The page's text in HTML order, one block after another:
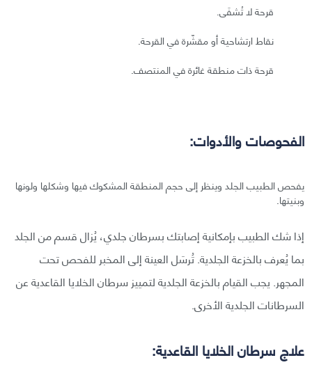
قرحة لا تُشفَى.
نقاط ارتشاحية أو مقشّرة في القرحة.
قرحة ذات منطقة غائرة في المنتصف.
الفحوصات والأدوات:
يفحص الطبيب الجلد وينظر إلى حجم المنطقة المشكوك فيها وشكلها ولونها
وبنيتها.
إذا شك الطبيب بإمكانية إصابتك بسرطان جلدي، يُزال قسم من الجلد
بما يُعرف بالخزعة الجلدية. تُرسَل العينة إلى المخبر للفحص تحت
المجهر. يجب القيام بالخزعة الجلدية لتمييز سرطان الخلايا القاعدية عن
السرطانات الجلدية الأخرى.
علاج سرطان الخلايا القاعدية: